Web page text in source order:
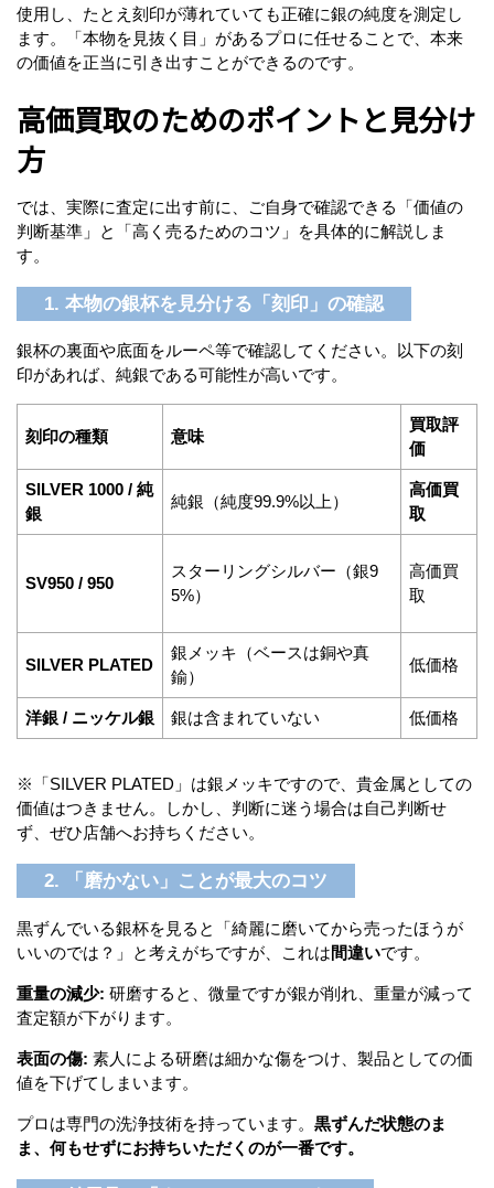
使用し、たとえ刻印が薄れていても正確に銀の純度を測定し
ます。「本物を見抜く目」があるプロに任せることで、本来
の価値を正当に引き出すことができるのです。
高価買取のためのポイントと見分け
方
では、実際に査定に出す前に、ご自身で確認できる「価値の
判断基準」と「高く売るためのコツ」を具体的に解説しま
す。
1. 本物の銀杯を見分ける「刻印」の確認
銀杯の裏面や底面をルーペ等で確認してください。以下の刻
印があれば、純銀である可能性が高いです。
刻印の種類 意味
買取評
価
SILVER 1000 / 純
銀
純銀（純度99.9%以上）
高価買
取
SV950 / 950
スターリングシルバー（銀9
5%）
高価買
取
SILVER PLATED
銀メッキ（ベースは銅や真
鍮）
低価格
洋銀 / ニッケル銀 銀は含まれていない 低価格
※「SILVER PLATED」は銀メッキですので、貴金属としての
価値はつきません。しかし、判断に迷う場合は自己判断せ
ず、ぜひ店舗へお持ちください。
2. 「磨かない」ことが最大のコツ
黒ずんでいる銀杯を見ると「綺麗に磨いてから売ったほうが
いいのでは？」と考えがちですが、これは間違いです。
重量の減少: 研磨すると、微量ですが銀が削れ、重量が減って
査定額が下がります。
表面の傷: 素人による研磨は細かな傷をつけ、製品としての価
値を下げてしまいます。
プロは専門の洗浄技術を持っています。 黒ずんだ状態のま
ま、何もせずにお持ちいただくのが一番です。